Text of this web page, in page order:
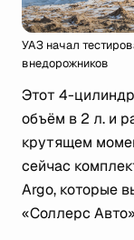
УАЗ начал
внедорожников
Этот 4-
объём в 2 л. и
крутящем
сейчас
Argo, которые
«Соллерс